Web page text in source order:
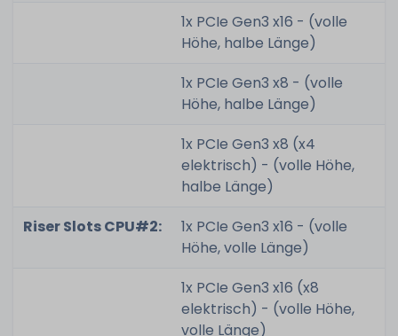
1x PCIe Gen3 x16 - (volle
Höhe, halbe Länge)
1x PCIe Gen3 x8 - (volle
Höhe, halbe Länge)
1x PCIe Gen3 x8 (x4
elektrisch) - (volle Höhe,
halbe Länge)
Riser Slots CPU#2:
1x PCIe Gen3 x16 - (volle
Höhe, volle Länge)
1x PCIe Gen3 x16 (x8
elektrisch) - (volle Höhe,
volle Länge)